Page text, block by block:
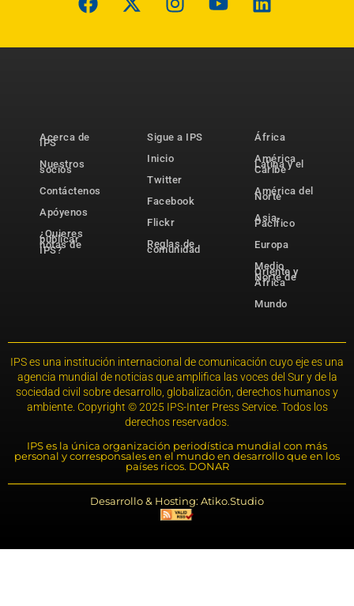
Acerca de
IPS
Nuestros
socios
Contáctenos
Apóyenos
¿Quieres
publicar
notas de
IPS?
Sigue a IPS
Inicio
Twitter
Facebook
Flickr
Reglas de
comunidad
África
América
Latina y el
Caribe
América del
Norte
Asia-
Pacífico
Europa
Medio
Oriente y
Norte de
África
Mundo
IPS es una institución internacional de comunicación cuyo eje es una
agencia mundial de noticias que amplifica las voces del Sur y de la
sociedad civil sobre desarrollo, globalización, derechos humanos y
ambiente. Copyright © 2025 IPS-Inter Press Service. Todos los
derechos reservados.
IPS es la única organización periodística mundial con más
personal y corresponsales en el mundo en desarrollo que en los
países ricos. DONAR
Desarrollo & Hosting: Atiko.Studio